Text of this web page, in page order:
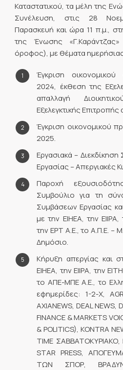
Καταστατικού, τα μέλη της
Συνέλευση, στις 28
Παρασκευή και ώρα 11 π.μ.,
της Ένωσης
όροφος), με θέματα
Έγκριση
2024, έκθεση της
απαλλαγή
Εξελεγκτικής
Έγκριση οικονομικού
2025.
Εργασιακά –
Εργασίας – Απεργιακές
Παροχή
Συμβούλιο για τη
Συμβάσεων Εργασίας
με την ΕΙΗΕΑ, την
την ΕΡΤ Α.Ε., το Α.Π.Ε. –
Δημόσιο.
Κήρυξη απεργίας και
ΕΙΗΕΑ, την ΕΙΙΡΑ, την
το ΑΠΕ-ΜΠΕ Α.Ε., το
εφημερίδες: 1-2-Χ,
AXIANEWS, DEAL NEWS,
FINANCE & MARKETS
& POLITICS), KONTRA
TIME ΣΑΒΒΑΤΟΚΥΡΙΑΚΟ,
STAR PRESS,
ΤΩΝ ΣΠΟΡ,